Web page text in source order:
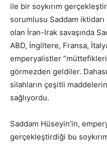
ile bir soykırım
sorumlusu Saddam
olan İran-Irak savaşında
ABD, İngiltere, Fransa,
emperyalistler
görmezden geldiler.
silahların çeşitli
sağlıyordu.
Saddam Hüseyin’in,
gerçekleştirdiği bu